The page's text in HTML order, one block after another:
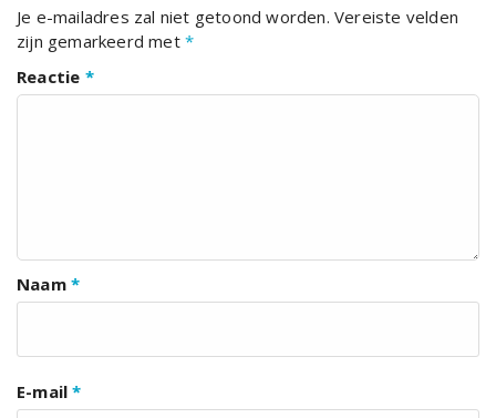
Je e-mailadres zal niet getoond worden. Vereiste velden
zijn gemarkeerd met *
Reactie *
Naam *
E-mail*